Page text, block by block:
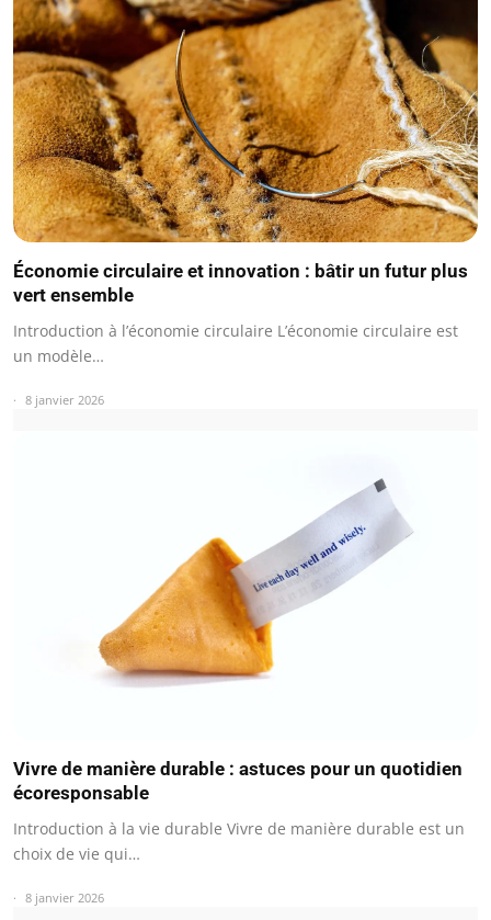
Économie circulaire et innovation : bâtir un futur plus
vert ensemble
Introduction à l’économie circulaire L’économie circulaire est
un modèle…
8 janvier 2026
Vivre de manière durable : astuces pour un quotidien
écoresponsable
Introduction à la vie durable Vivre de manière durable est un
choix de vie qui…
8 janvier 2026